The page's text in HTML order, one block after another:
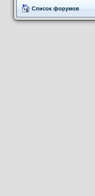
Список форумов